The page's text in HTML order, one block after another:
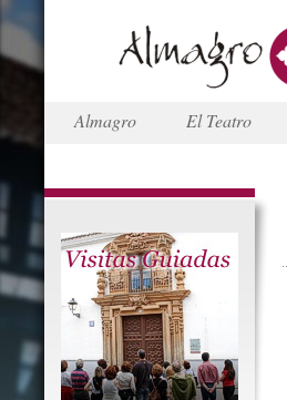
Almagro El Teatro